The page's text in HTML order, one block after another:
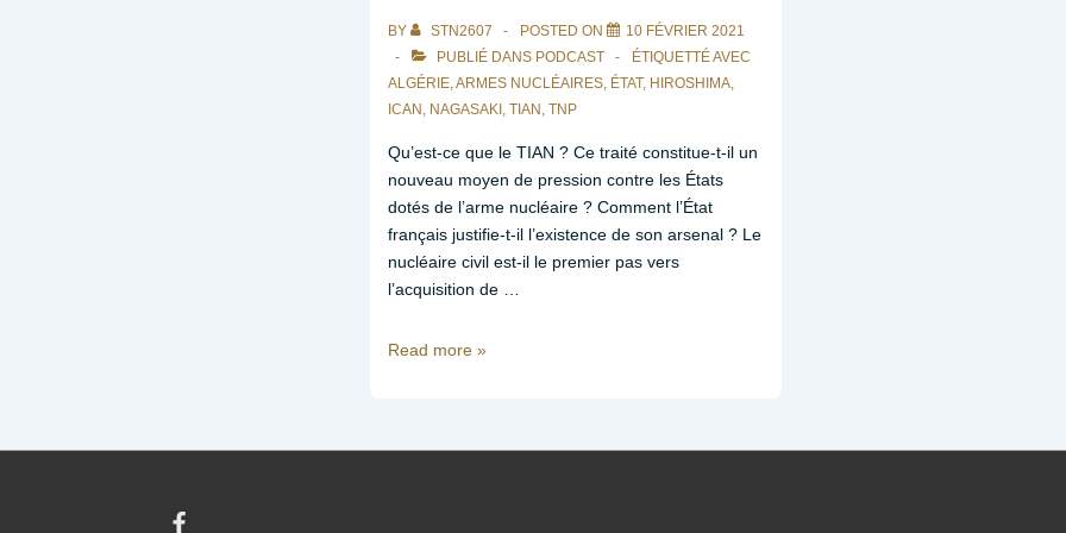
sur
le
nucléaire
/
3
BY STN2607 POSTED ON
10 FÉVRIER 2021
PUBLIÉ DANS PODCAST
ÉTIQUETTÉ AVEC
ALGÉRIE,ARMES NUCLÉAIRES, ÉTAT, HIROSHIMA,
ICAN , NAGASAKI , TIAN , TNP
Qu’est-ce que le TIAN ? Ce traité constitue-t-il un
nouveau moyen de pression contre les États
dotés de l’arme nucléaire ? Comment l’État
français justifie-t-il l’existence de son arsenal ? Le
nucléaire civil est-il le premier pas vers
l’acquisition de …
Podcast
Read more »